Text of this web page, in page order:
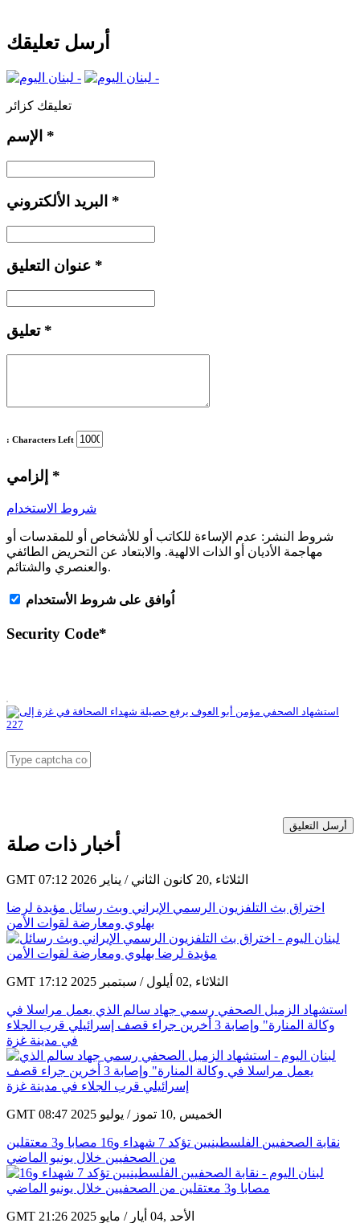
أرسل تعليقك
تعليقك كزائر
*
*
*
تعليق *
: Characters Left
*
شروط الاستخدام
شروط النشر: عدم الإساءة للكاتب أو للأشخاص أو للمقدسات أو
مهاجمة الأديان أو الذات الالهية. والابتعاد عن التحريض الطائفي
والعنصري والشتائم.
اُوافق على شروط الأستخدام
Security Code*
أرسل التعليق
أخبار ذات صلة
GMT 07:12 2026 الثلاثاء ,20 كانون الثاني / يناير
اختراق بث التلفزيون الرسمي الإيراني وبث رسائل مؤيدة لرضا
بهلوي ومعارضة لقوات الأمن
GMT 17:12 2025 الثلاثاء ,02 أيلول / سبتمبر
استشهاد الزميل الصحفي رسمي جهاد سالم الذي يعمل مراسلا في
وكالة المنارة" وإصابة 3 أخرين جراء قصف إسرائيلي قرب الجلاء
في مدينة غزة
GMT 08:47 2025 الخميس ,10 تموز / يوليو
نقابة الصحفيين الفلسطينيين تؤكد 7 شهداء و16 مصابا و3 معتقلين
من الصحفيين خلال يونيو الماضي
GMT 21:26 2025 الأحد ,04 أيار / مايو